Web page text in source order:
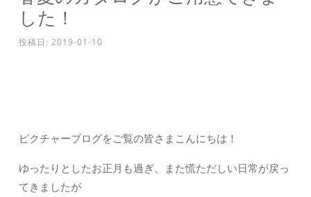
した！
投稿日: 2019-01-10
ピクチャーブログをご覧の皆さまこんにちは！
ゆったりとしたお正月も過ぎ、また慌ただしい日常が戻っ
てきましたが